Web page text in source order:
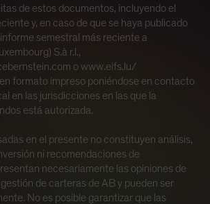
de estos documentos, incluyendo el
y, en caso de que se haya publicado
semestral más reciente a
S.à r.l.,
o www.eifs.lu/
formato impreso poniéndose en contacto
en las jurisdicciones en las que la
está autorizada.
en el presente no constituyen análisis,
ni recomendaciones de
necesariamente las opiniones de
de carteras de AB y pueden ser
No es posible garantizar que las